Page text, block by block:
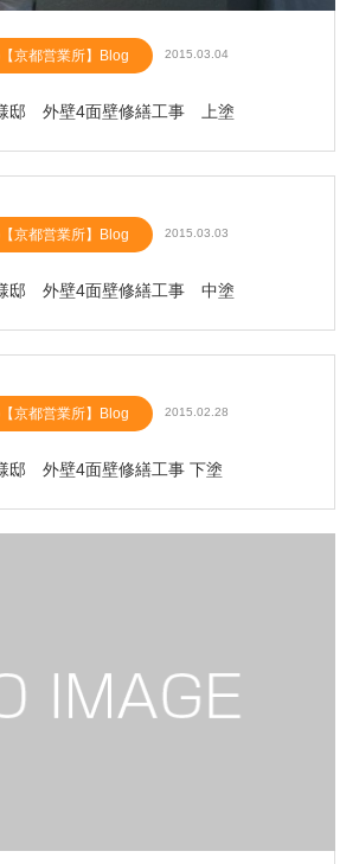
京都営業所】Blog 2015.03.04
邸 外壁4面壁修繕工事 上塗
京都営業所】Blog 2015.03.03
邸 外壁4面壁修繕工事 中塗
京都営業所】Blog 2015.02.28
邸 外壁4面壁修繕工事 下塗